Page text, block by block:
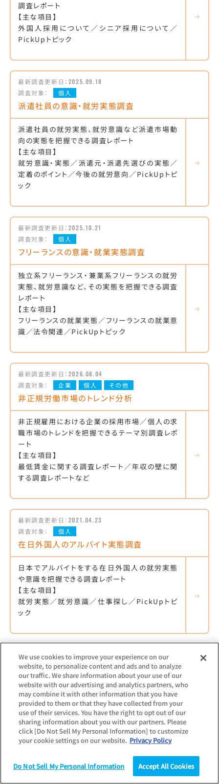
統計（データ） コラム
調査レポート
【主な項目】
外国人採用について／シニア採用について／
PickUpトピック
最新調査更新日： 2025.09.18
調査対象：
個人
派遣社員の意識・就労実態調査
派遣社員の就労実態、就労意識など派遣市場動
向の実態を把握できる調査レポート
【主な項目】
就労意識・実態／派遣元・派遣先選びの実態／
定着のポイント／今後の就労意向／PickUpトピ
ック
最新調査更新日： 2025.10.21
調査対象：
個人
フリーランスの意識・就業実態調査
独立系フリーランス・兼業系フリーランスの就労
実態、就労意識など、その実態を把握できる調査
レポート
【主な項目】
フリーランスの就業実態／フリーランスの就業意
識／法令関連／PickUpトピック
最新調査更新日： 2026.08.04
調査対象：
企業 個人 その他
非正規労働市場のトレンド分析
非正規雇用における企業の採用市場／個人の求
職市場のトレンドを把握できるテーマ別調査レポ
ート
【主な項目】
最低賃金に関する調査レポート／年収の壁に関
する調査レポートなど
最新調査更新日： 2021.04.23
調査対象：
個人
在日外国人のアルバイト実態調査
日本でアルバイトをする在日外国人の就労実態
や意識を把握できる調査レポート
【主な項目】
就労実態／就労意識／仕事探し／PickUpトピ
ック
最新調査更新日：2021.02.25
調査対象：
企業 個人 学生 その他
新型コロナウイルスに関する影響調査（企業・求
職者）
企業およびアルバイト求職者双方に、新型コロナ
ウィルスにおけるシフト減少など、その影響を調
査したレポート
【主な項目】
シフト減少の有無／今後の対応／休業手当の受
け取り状況と給付金の認知度
We use cookies to improve your experience on our
website, to personalize content and ads and to analyze
our traffic. We share information about your use of our
website with our advertising and analytics partners, who
may combine it with other information that you have
provided to them or that they have collected from your
use of their services. You have the right to opt out of our
sharing information about you with our partners. Please
click [Do Not Sell My Personal Information] to customize
your cookie settings on our website. Privacy Policy
Do Not Sell My Personal Information Accept All Cookies